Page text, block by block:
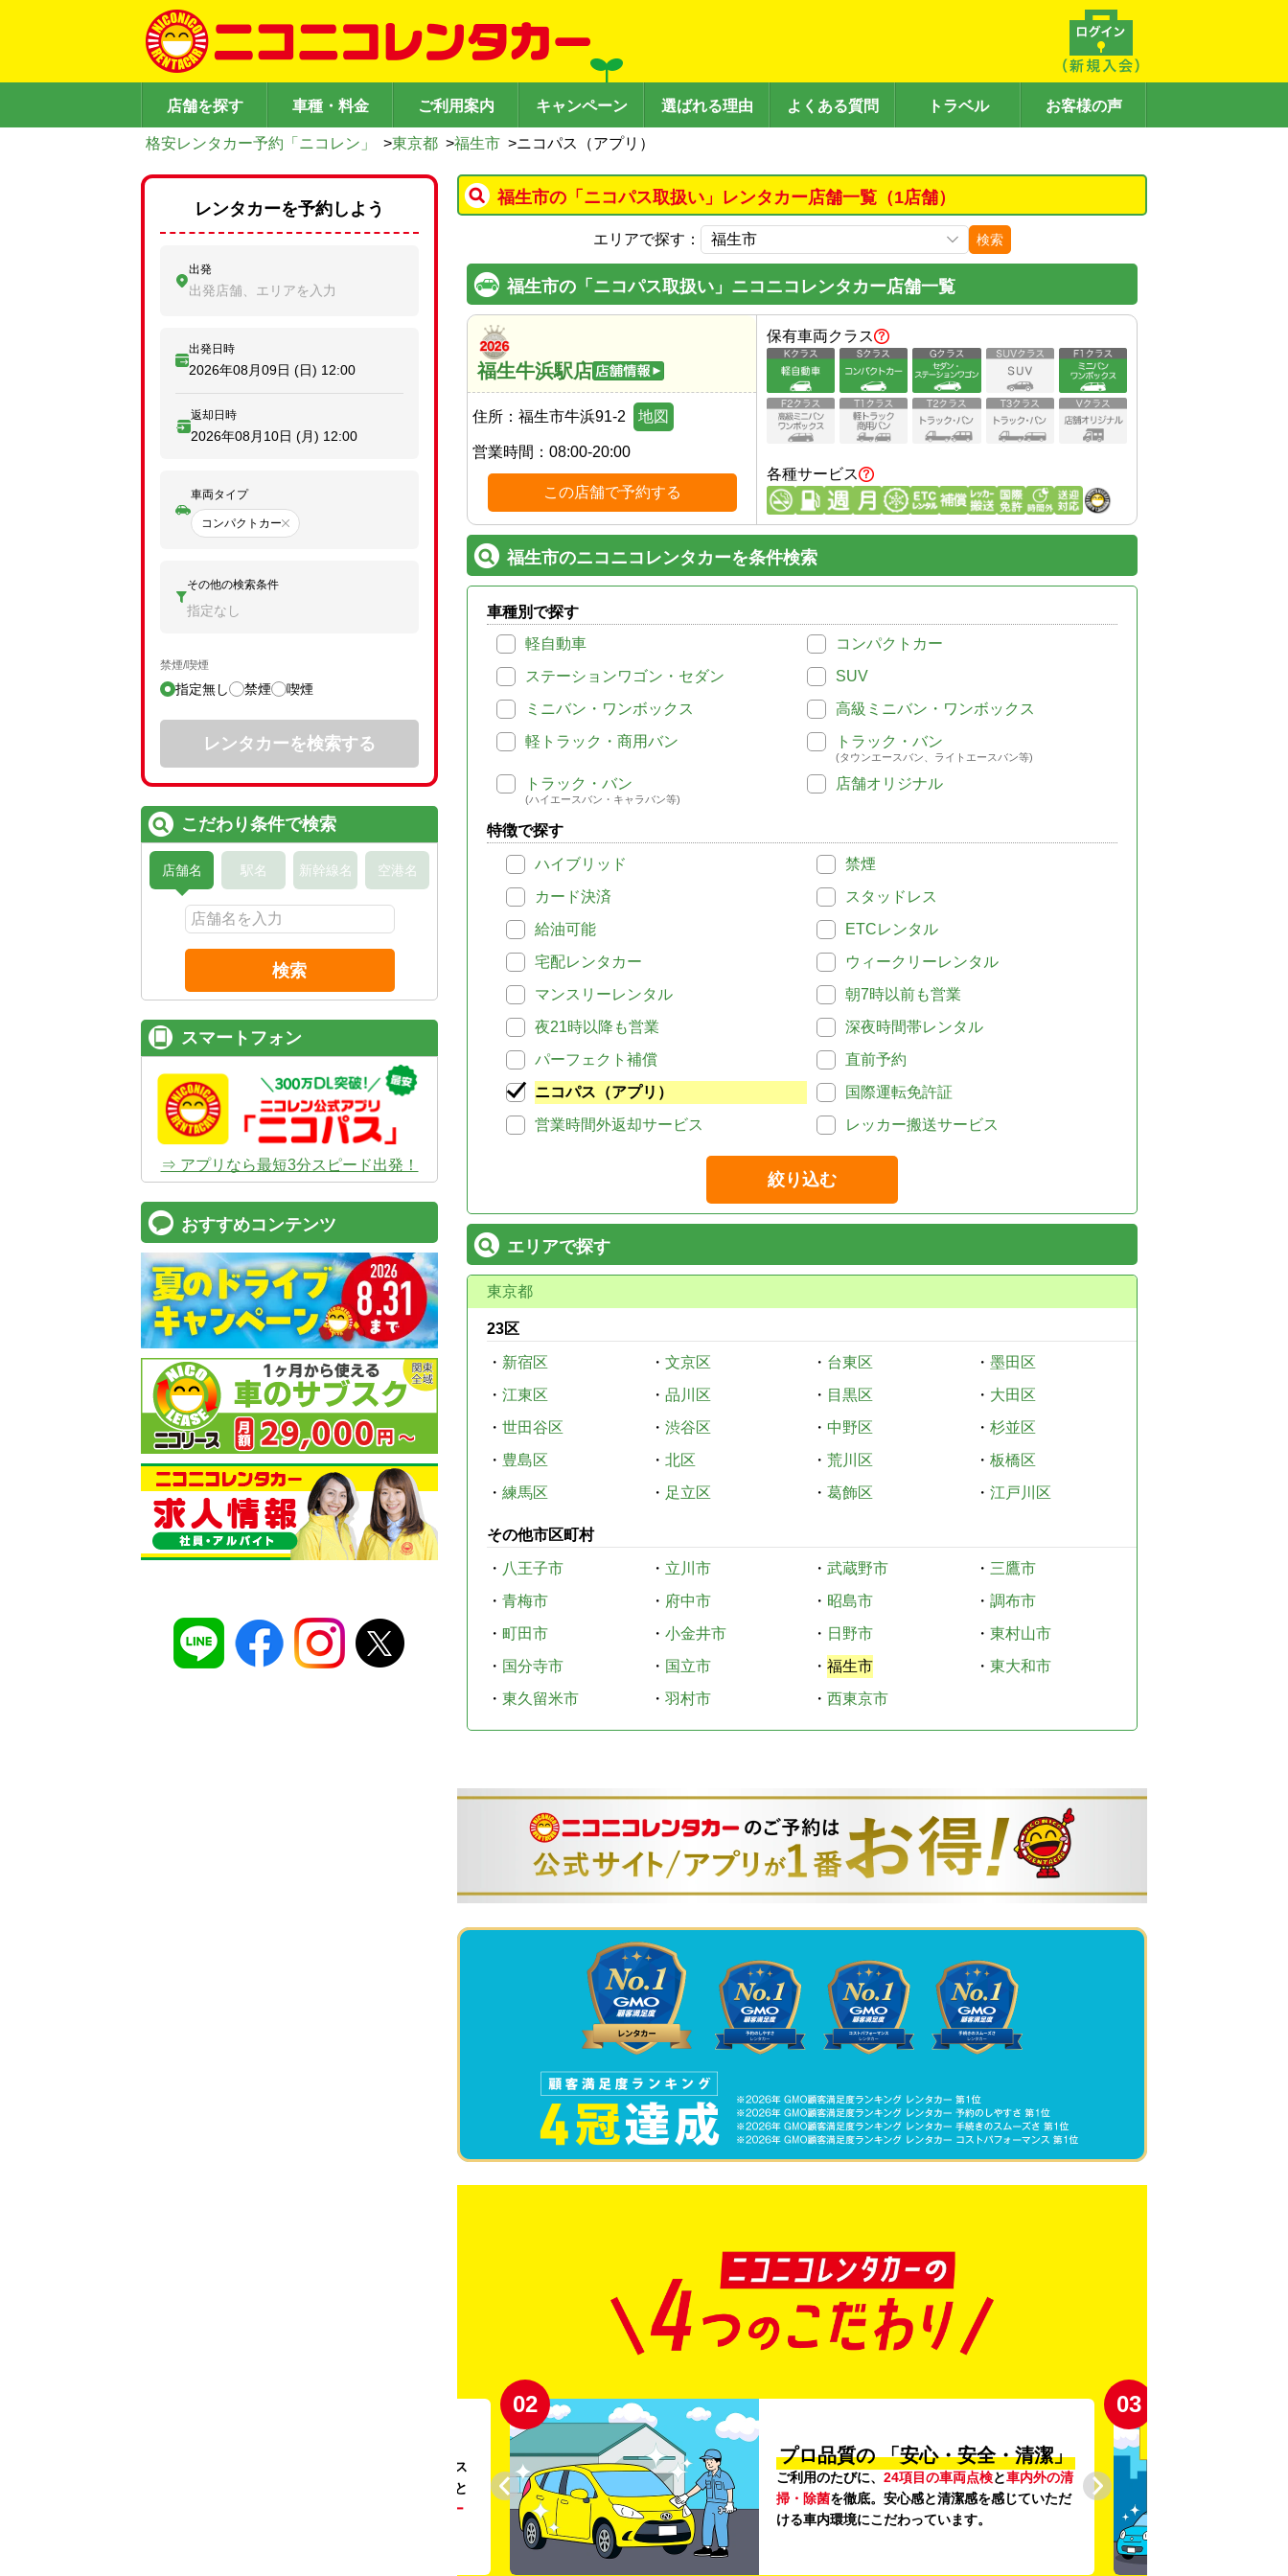
店舗を探す 車種・料金 ご利用案内 キャンペーン 選ばれる理由 よくある質問 トラベル お客様の声
格安レンタカー予約「ニコレン」 >東京都 >福生市 >ニコパス（アプリ）
福生市の「ニコパス取扱い」レンタカー店舗一覧（1店舗）
エリアで探す： 検索
福生市の「ニコパス取扱い」ニコニコレンタカー店舗一覧
福生牛浜駅店
住所： 福生市牛浜91-2 地図
営業時間： 08:00-20:00
この店舗で予約する
保有車両クラス
各種サービス
福生市のニコニコレンタカーを条件検索
車種別で探す
軽自動車
コンパクトカー
ステーションワゴン・セダン
SUV
ミニバン・ワンボックス
高級ミニバン・ワンボックス
軽トラック・商用バン
トラック・バン
(タウンエースバン、ライトエースバン等)
トラック・バン
(ハイエースバン・キャラバン等)
店舗オリジナル
特徴で探す
ハイブリッド
禁煙
カード決済
スタッドレス
給油可能
ETCレンタル
宅配レンタカー
ウィークリーレンタル
マンスリーレンタル
朝7時以前も営業
夜21時以降も営業
深夜時間帯レンタル
パーフェクト補償
直前予約
ニコパス（アプリ）
国際運転免許証
営業時間外返却サービス
レッカー搬送サービス
絞り込む
エリアで探す
東京都
23区
・ 新宿区 ・ 文京区 ・ 台東区 ・ 墨田区
・ 江東区 ・ 品川区 ・ 目黒区 ・ 大田区
・ 世田谷区 ・ 渋谷区 ・ 中野区 ・ 杉並区
・ 豊島区 ・ 北区 ・ 荒川区 ・ 板橋区
・ 練馬区 ・ 足立区 ・ 葛飾区 ・ 江戸川区
その他市区町村
・ 八王子市 ・ 立川市 ・ 武蔵野市 ・ 三鷹市
・ 青梅市 ・ 府中市 ・ 昭島市 ・ 調布市
・ 町田市 ・ 小金井市 ・ 日野市 ・ 東村山市
・ 国分寺市 ・ 国立市 ・ 福生市 ・ 東大和市
・ 東久留米市 ・ 羽村市 ・ 西東京市
。ガソリンス
タンドや整備工場の既存インフラを活用すること
リー
02
プロ品質の 「安心・安全・清潔」
ご利用のたびに、 24項目の車両点検と車内外の清
掃・除菌を徹底。安心感と清潔感を感じていただ
ける車内環境にこだわっています。
03
レンタカーを予約しよう
出発
出発店舗、エリアを入力
出発日時
2026年08月09日 (日) 12:00
返却日時
2026年08月10日 (月) 12:00
車両タイプ
コンパクトカー
その他の検索条件
指定なし
禁煙/喫煙
指定無し 禁煙 喫煙
レンタカーを検索する
こだわり条件で検索
店舗名 駅名 新幹線名 空港名
検索
スマートフォン
⇒ アプリなら最短3分スピード出発！
おすすめコンテンツ